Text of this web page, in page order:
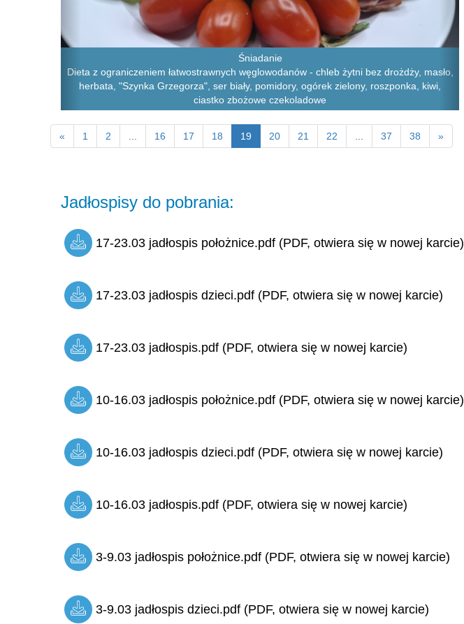
Śniadanie
Dieta z ograniczeniem łatwostrawnych węglowodanów - chleb żytni bez drożdży, masło,
herbata, "Szynka Grzegorza", ser biały, pomidory, ogórek zielony, roszponka, kiwi,
ciastko zbożowe czekoladowe
« 1 2 16 17 18 19 20 21 22 37 38 »
Jadłospisy do pobrania:
17-23.03 jadłospis położnice.pdf (PDF, otwiera się w nowej karcie)
17-23.03 jadłospis dzieci.pdf (PDF, otwiera się w nowej karcie)
17-23.03 jadłospis.pdf (PDF, otwiera się w nowej karcie)
10-16.03 jadłospis położnice.pdf (PDF, otwiera się w nowej karcie)
10-16.03 jadłospis dzieci.pdf (PDF, otwiera się w nowej karcie)
10-16.03 jadłospis.pdf (PDF, otwiera się w nowej karcie)
3-9.03 jadłospis położnice.pdf (PDF, otwiera się w nowej karcie)
3-9.03 jadłospis dzieci.pdf (PDF, otwiera się w nowej karcie)